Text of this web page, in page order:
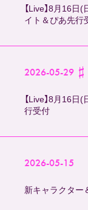
Official SNS
【Live】8月16日
イト＆ぴあ先行
2026-05-29
【Live】8月16日
行受付
2026-05-15
新キャラクター